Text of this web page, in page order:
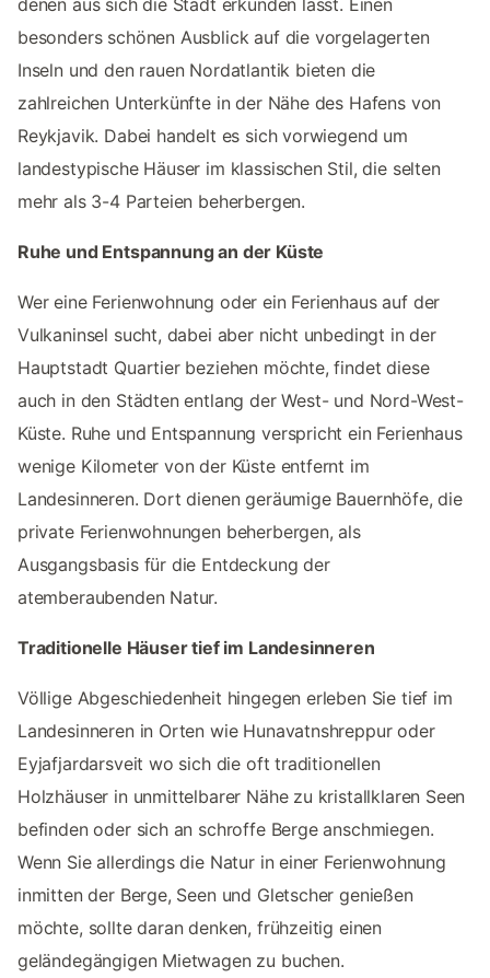
besonders schönen Ausblick auf die vorgelagerten
Inseln und den rauen Nordatlantik bieten die
zahlreichen Unterkünfte in der Nähe des Hafens von
Reykjavik. Dabei handelt es sich vorwiegend um
landestypische Häuser im klassischen Stil, die selten
mehr als 3-4 Parteien beherbergen.
Ruhe und Entspannung an der Küste
Wer eine Ferienwohnung oder ein Ferienhaus auf der
Vulkaninsel sucht, dabei aber nicht unbedingt in der
Hauptstadt Quartier beziehen möchte, findet diese
auch in den Städten entlang der West- und Nord-West-
Küste. Ruhe und Entspannung verspricht ein Ferienhaus
wenige Kilometer von der Küste entfernt im
Landesinneren. Dort dienen geräumige Bauernhöfe, die
private Ferienwohnungen beherbergen, als
Ausgangsbasis für die Entdeckung der
atemberaubenden Natur.
Traditionelle Häuser tief im Landesinneren
Völlige Abgeschiedenheit hingegen erleben Sie tief im
Landesinneren in Orten wie Hunavatnshreppur oder
Eyjafjardarsveit wo sich die oft traditionellen
Holzhäuser in unmittelbarer Nähe zu kristallklaren Seen
befinden oder sich an schroffe Berge anschmiegen.
Wenn Sie allerdings die Natur in einer Ferienwohnung
inmitten der Berge, Seen und Gletscher genießen
möchte, sollte daran denken, frühzeitig einen
geländegängigen Mietwagen zu buchen.